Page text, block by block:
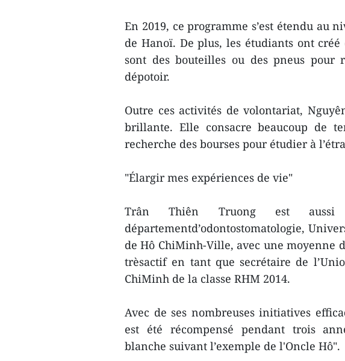
En 2019, ce programme s’est étendu au
de Hanoï. De plus, les étudiants ont
sont des bouteilles ou des pneus pour
dépotoir.
Outre ces activités de volontariat,
brillante. Elle consacre beaucoup de
recherche des bourses pour étudier à
"Élargir mes expériences de vie"
Trân Thiên Truong est
départementd’odontostomatologie,
de Hô ChiMinh-Ville, avec une moyenne
trèsactif en tant que secrétaire de
ChiMinh de la classe RHM 2014.
Avec de ses nombreuses initiatives
est été récompensé pendant trois
blanche suivant l’exemple de l'Oncle Hô".